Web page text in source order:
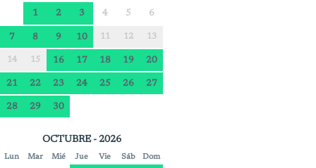
1 2 3 4 5 6
7 8 9 10 11 12 13
14 15 16 17 18 19 20
21 22 23 24 25 26 27
28 29 30
OCTUBRE - 2026
Lun Mar Mié Jue Vie Sáb Dom